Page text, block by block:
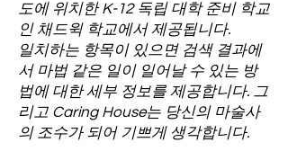
도에 위치한 K-12 독립 대학 준비 학교
인 채드윅 학교에서 제공됩니다.
일치하는 항목이 있으면 검색 결과에
서 마법 같은 일이 일어날 수 있는 방
법에 대한 세부 정보를 제공합니다. 그
리고 Caring House는 당신의 마술사
의 조수가 되어 기쁘게 생각합니다.